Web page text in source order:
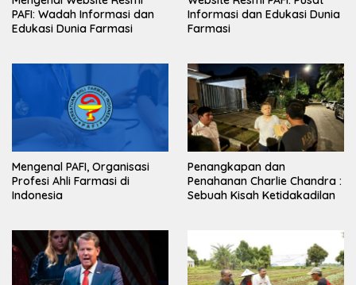
PAFI: Wadah Informasi dan
Edukasi Dunia Farmasi
Informasi dan Edukasi Dunia
Farmasi
Mengenal PAFI, Organisasi
Profesi Ahli Farmasi di
Indonesia
Penangkapan dan
Penahanan Charlie Chandra :
Sebuah Kisah Ketidakadilan